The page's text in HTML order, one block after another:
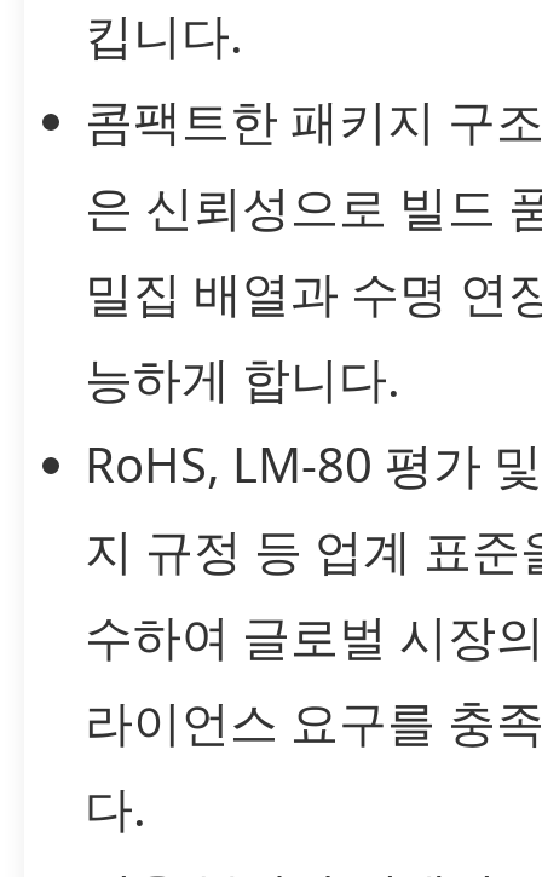
킵니다.
콤팩트한 패키지 구
은 신뢰성으로 빌드
밀집 배열과 수명 연
능하게 합니다.
RoHS, LM-80 평가
지 규정 등 업계 표준
수하여 글로벌 시장
라이언스 요구를 충
다.